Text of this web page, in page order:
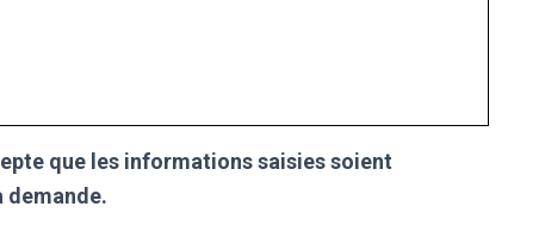
que les informations saisies soient
demande.